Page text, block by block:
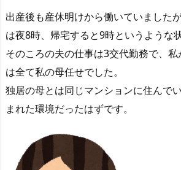
出産後も産休明けから働いていました
は夜8時、帰宅すると9時というような
そのころの夫の仕事は3交代勤務で、
は全て私の母任せでした。
独居の母とは同じマンションに住んで
まれた環境だったはずです。